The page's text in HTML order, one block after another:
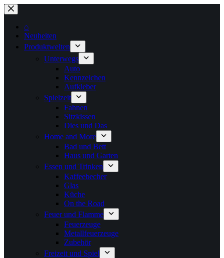
Zum
Inhalt
springen
⌂
Neuheiten
Produktwelten
Unterwegs
Auto
Kennzeichen
Aufkleber
Spielzeit
Fahnen
Sitzkissen
Dies und Das
Home and More
Bad und Bett
Haus und Garten
Essen und Trinken
Kaffeebecher
Glas
Küche
On the Road
Feuer und Flamme
Feuerzeuge
Metallfeuerzeuge
Zubehör
Freizeit und Spiel